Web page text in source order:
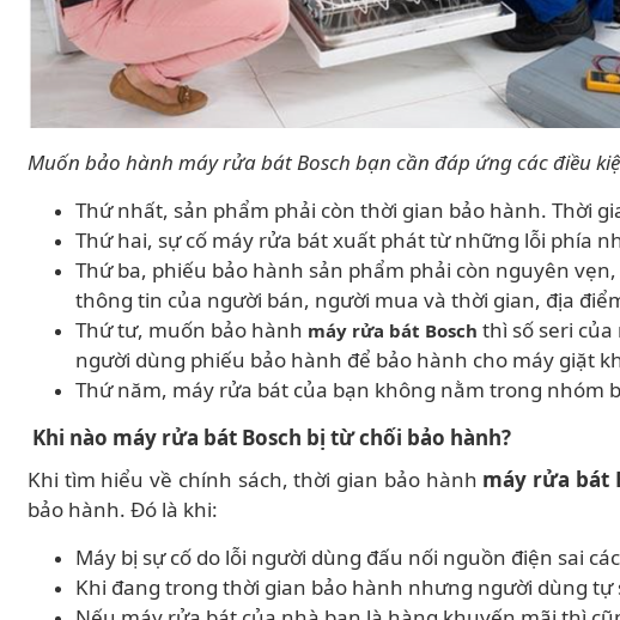
Muốn bảo hành máy rửa bát Bosch bạn cần đáp ứng các điều
Thứ nhất, sản phẩm phải còn thời gian bảo hành. Thời
Thứ hai, sự cố máy rửa bát xuất phát từ những lỗi phía
Thứ ba, phiếu bảo hành sản phẩm phải còn nguyên
thông tin của người bán, người mua và thời gian, địa
Thứ tư, muốn bảo hành máy rửa bát Bosch thì số seri
người dùng phiếu bảo hành để bảo hành cho máy giặt
Thứ năm, máy rửa bát của bạn không nằm trong nhóm
Khi nào máy rửa bát Bosch bị từ chối bảo hành?
Khi tìm hiểu về chính sách, thời gian bảo hành máy rửa bát
bảo hành. Đó là khi:
Máy bị sự cố do lỗi người dùng đấu nối nguồn điện sai
Khi đang trong thời gian bảo hành nhưng người dùng